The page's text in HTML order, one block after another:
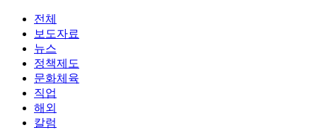
전체
보도자료
뉴스
정책제도
문화체육
직업
해외
칼럼